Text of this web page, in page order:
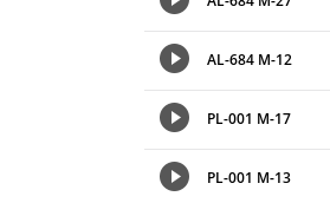
AL-684 M-12
PL-001 M-17
PL-001 M-13